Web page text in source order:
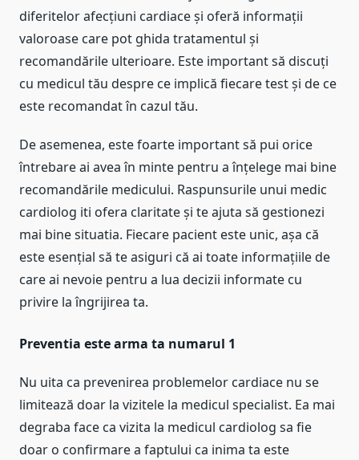
diferitelor afecțiuni cardiace și oferă informații
valoroase care pot ghida tratamentul și
recomandările ulterioare. Este important să discuți
cu medicul tău despre ce implică fiecare test și de ce
este recomandat în cazul tău.
De asemenea, este foarte important să pui orice
întrebare ai avea în minte pentru a înțelege mai bine
recomandările medicului. Raspunsurile unui medic
cardiolog iti ofera claritate și te ajuta să gestionezi
mai bine situatia. Fiecare pacient este unic, așa că
este esențial să te asiguri că ai toate informațiile de
care ai nevoie pentru a lua decizii informate cu
privire la îngrijirea ta.
Preventia este arma ta numarul 1
Nu uita ca prevenirea problemelor cardiace nu se
limitează doar la vizitele la medicul specialist. Ea mai
degraba face ca vizita la medicul cardiolog sa fie
doar o confirmare a faptului ca inima ta este